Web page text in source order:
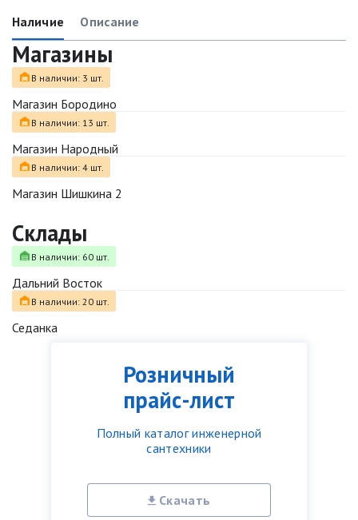
Розничный
прайс-лист
Полный каталог инженерной
сантехники
Скачать
Наличие Описание
Магазины
В наличии: 3 шт.
Магазин Бородино
В наличии: 13 шт.
Магазин Народный
В наличии: 4 шт.
Магазин Шишкина 2
Склады
В наличии: 60 шт.
Дальний Восток
В наличии: 20 шт.
Седанка